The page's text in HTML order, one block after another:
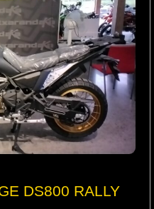
DS800 RALLY